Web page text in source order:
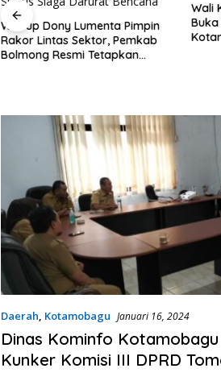
Wabup Dony Lumenta Pimpin
Rakor Lintas Sektor, Pemkab
Bolmong Resmi Tetapkan
Wali
Daerah Kotamobagu Januari 16, 2024
Dinas Kominfo Kotamobagu
Kunker Komisi III DPRD